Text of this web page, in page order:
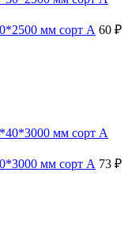
мм сорт А 60 ₽
мм сорт А 73 ₽